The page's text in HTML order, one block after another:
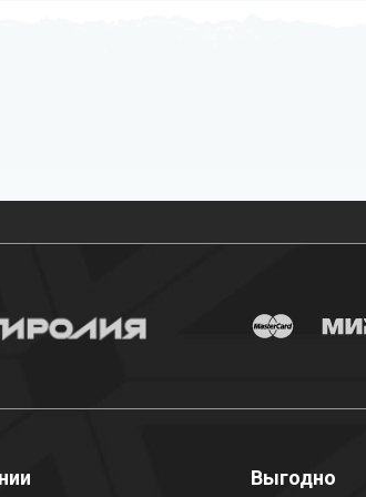
Выгодно